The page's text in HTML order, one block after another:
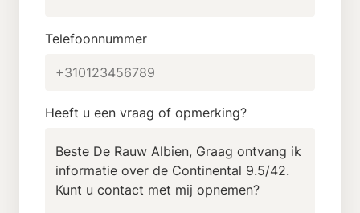
Telefoonnummer
Heeft u een vraag of opmerking?